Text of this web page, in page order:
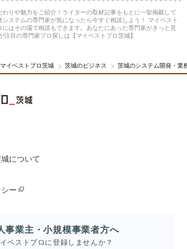
りや魅力をご紹介！ライターの取材記事をもとに一挙掲載して
ステムの専門家が気になったら今すぐ相談しよう！ マイベスト
はその場で相談もできます。あなたにあった専門家がきっと見
注目の専門家プロ探しは【マイベストプロ茨城】
マイベストプロ茨城 茨城のビジネス 茨城のシステム開発・業
について
ー
事業主・小規模事業者方へ
ベストプロに登録しませんか？